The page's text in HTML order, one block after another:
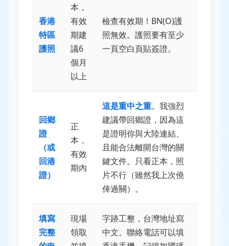
香港
特區
護照
本，
有效
期建
議6
個月
以上
檢查有效期！BN(O)護
照無效。護照要有至少
一頁空白頁貼簽證。
回鄉
證
（或
回港
證）
正
本，
有效
期內
這是重中之重。我強烈
建議帶回鄉證，因為這
是證明你與大陸連結、
且能合法離開台灣的關
鍵文件。只看正本，照
片不行（雖然我上次僥
倖過關）。
填寫
完整
現場
領取
字跡工整，台灣地址寫
中文。聯絡電話可以填